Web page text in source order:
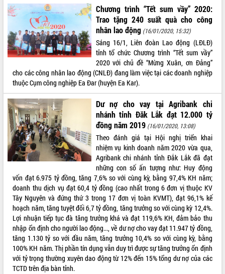
nhanh tiến độ các dự án trọng điểm
trong Khu kinh tế Nam Phú Yên
Hòn Yến phát triển du lịch gắn với bảo
tồn biển
Lấy ý kiến điều chỉnh Quy hoạch tỉnh
Đắk Lắk thời kỳ 2021-2030, tầm nhìn
đến năm 2050
Phát động chiến dịch 30 ngày đêm
giải phóng mặt bằng Tuyến đường bộ
ven biển
Đắk Lắk nỗ lực thúc đẩy tăng trưởng
kinh tế từ 10% trở lên trong Quý
II/2026
Đắk Lắk ký kết thỏa thuận hợp tác về
chuyển đổi số giai đoạn 2026 – 2030
Việt Nam
Thứ trưởng Bộ Y tế làm việc với tỉnh
Đắk Lắk về phát triển nhân lực y tế
cho trạm y tế cấp xã
Du lịch Đắk Lắk nâng tầm trải nghiệm
du khách thông qua Hệ thống cơ sở dữ
liệu và Bản đồ số
Tập huấn ứng dụng trí tuệ nhân tạo (AI)
trong thương mại điện tử năm 2026
Chương trình “Tết sum vầy” 2020:
Trao tặng 240 suất quà cho công
nhân lao động (16/01/2020, 15:32)
Sáng 16/1, Liên đoàn Lao động (LĐLĐ)
tỉnh tổ chức Chương trình “Tết sum vầy”
2020 với chủ đề “Mừng Xuân, ơn Đảng”
cho các công nhân lao động (CNLĐ) đang làm việc tại các doanh nghiệp
thuộc Cụm công nghiệp Ea Đar (huyện Ea Kar).
Dư nợ cho vay tại Agribank chi
nhánh tỉnh Đăk Lắk đạt 12.000 tỷ
đồng năm 2019 (16/01/2020, 13:08)
Theo đánh giá tại Hội nghị triển khai
nhiệm vụ kinh doanh năm 2020 vừa qua,
Agribank chi nhánh tỉnh Đắk Lắk đã đạt
những con số ấn tượng như: Huy động
vốn đạt 6.975 tỷ đồng, tăng 7,6% so với cùng kỳ, bằng 97,4% KH năm;
doanh thu dịch vụ đạt 60,4 tỷ đồng (cao nhất trong 6 đơn vị thuộc KV
Tây Nguyên và đứng thứ 3 trong 17 đơn vị toàn KVMT), đạt 96,1% kế
hoạch năm, tăng tuyệt đối 6,7 tỷ đồng, tăng trưởng so với cùng kỳ 12,4%.
Lợi nhuận tiếp tục đà tăng trưởng khá và đạt 119,6% KH, đảm bảo thu
nhập ổn định cho người lao động..., về dư nợ cho vay đạt 11.947 tỷ đồng,
tăng 1.130 tỷ so với đầu năm, tăng trưởng 10,4% so với cùng kỳ, bằng
100% KH năm. Thị phần tín dụng vẫn duy trì được sự tăng trưởng ổn định
với tỷ trọng thường xuyên dao động từ 12% đến 15% tổng dư nợ của các
TCTD trên địa bàn tỉnh.